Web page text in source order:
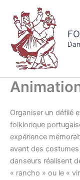
contenu
Organiser un défilé
folklorique
expérience
avant des
danseurs réalisent
« rancho » ou le «